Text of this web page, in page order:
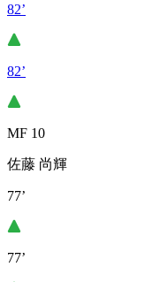
82’
82’
MF 10
佐藤 尚輝
77’
77’